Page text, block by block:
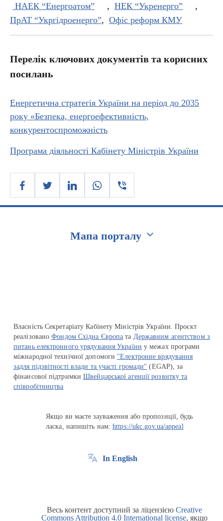
НАЕК “Енергоатом”
, НЕК “Укренерго”
,
ПрАТ “Укргідроенерго”, Офіс реформ КМУ
Перелік ключових документів та корисних
посилань
Енергетична стратегія України на період до 2035
року «Безпека, енергоефективність,
конкурентоспроможність
Програма діяльності Кабінету Міністрів України
Мапа порталу
Власність Секретаріату Кабінету Міністрів України. Проєкт
реалізованоФондом Східна Європа та Державним агентством з
питань електронного урядування України у межах програми
міжнародної технічної допомоги "Електронне врядування
задля підзвітності влади та участі громади" (EGAP), за
фінансової підтримкиШвейцарської агенції розвитку та
співробітництва
Якщо ви маєте зауваження або пропозиції, будь
ласка, напишіть нам:https://ukc.gov.ua/appeal
In English
Весь контент доступний за ліцензією Creative
Commons Attribution 4.0 International license, якщо